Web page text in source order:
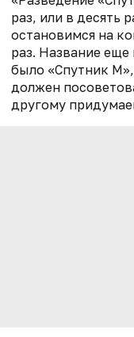
раз, или в десять
остановимся на
раз. Название
было «Спутник
должен
другому